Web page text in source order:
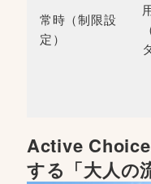
常時（制限設
定）
Active
する「大人の